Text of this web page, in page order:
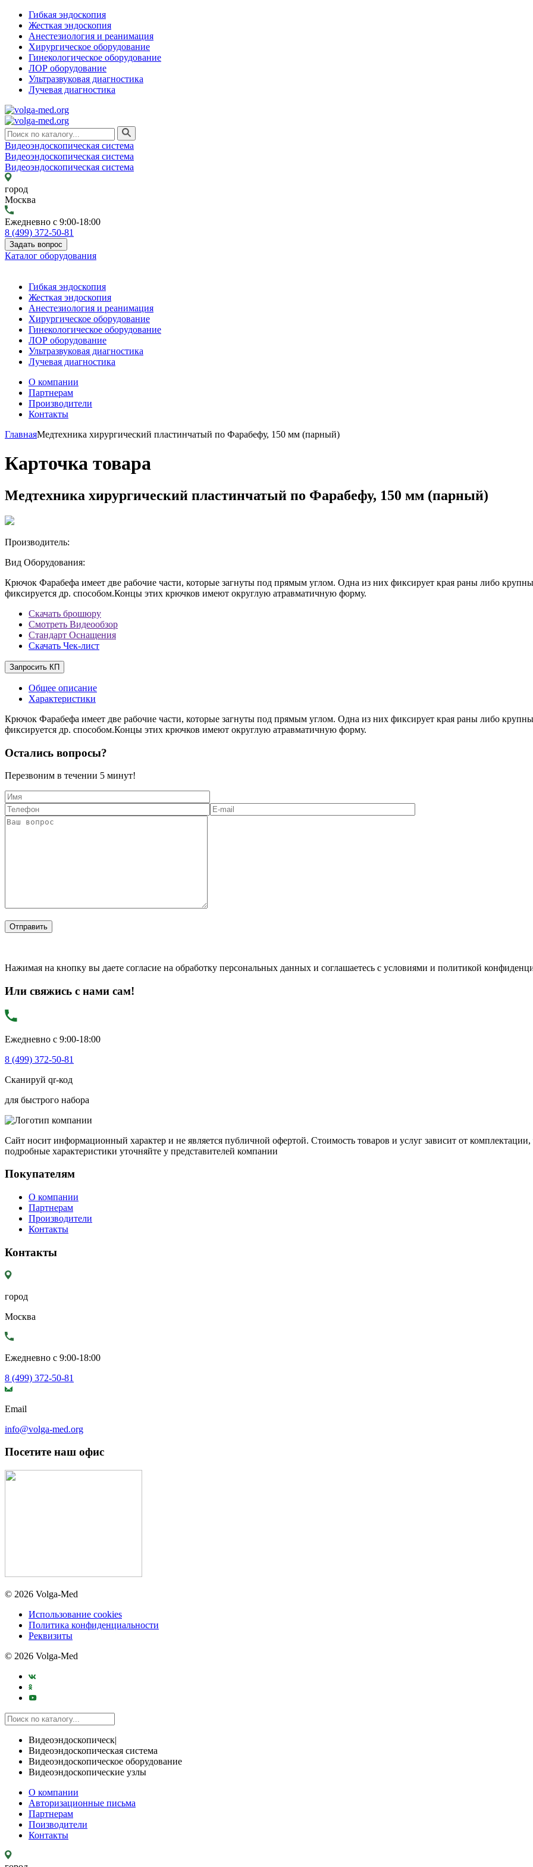
Гибкая эндоскопия
Жесткая эндоскопия
Анестезиология и реанимация
Хирургическое оборудование
Гинекологическое оборудование
ЛОР оборудование
Ультразвуковая диагностика
Лучевая диагностика
Видеоэндоскопическая система
Видеоэндоскопическая система
Видеоэндоскопическая система
город
Москва
Ежедневно с 9:00-18:00
8 (499) 372-50-81
Задать вопрос
Каталог оборудования
Гибкая эндоскопия
Жесткая эндоскопия
Анестезиология и реанимация
Хирургическое оборудование
Гинекологическое оборудование
ЛОР оборудование
Ультразвуковая диагностика
Лучевая диагностика
О компании
Партнерам
Производители
Контакты
ГлавнаяМедтехника хирургический пластинчатый по Фарабефу, 150 мм (парный)
Карточка товара
Медтехника хирургический пластинчатый по Фарабефу, 150 мм (парный)
Производитель:
Вид Оборудования:
Крючок Фарабефа имеет две рабочие части, которые загнуты под прямым углом. Одна из них фиксирует края раны либо
фиксируется др. способом.Концы этих крючков имеют округлую атравматичную форму.
Скачать брошюру
Смотреть Видеообзор
Стандарт Оснащения
Скачать Чек-лист
Запросить КП
Общее описание
Характеристики
Крючок Фарабефа имеет две рабочие части, которые загнуты под прямым углом. Одна из них фиксирует края раны либо
фиксируется др. способом.Концы этих крючков имеют округлую атравматичную форму.
Остались вопросы?
Перезвоним в течении 5 минут!
Нажимая на кнопку вы даете согласие на обработку персональных данных и соглашаетесь с условиями и политикой
Или свяжись с нами сам!
Ежедневно с 9:00-18:00
8 (499) 372-50-81
Сканируй qr-код
для быстрого набора
Сайт носит информационный характер и не является публичной офертой. Стоимость товаров и услуг зависит от
подробные характеристики уточняйте у представителей компании
Покупателям
О компании
Партнерам
Производители
Контакты
Контакты
город
Москва
Ежедневно с 9:00-18:00
8 (499) 372-50-81
Email
info@volga-med.org
Посетите наш офис
© 2026 Volga-Med
Использование cookies
Политика конфиденциальности
Реквизиты
© 2026 Volga-Med
Видеоэндоскопическ|
Видеоэндоскопическая система
Видеоэндоскопическое оборудование
Видеоэндоскопические узлы
О компании
Авторизационные письма
Партнерам
Поизводители
Контакты